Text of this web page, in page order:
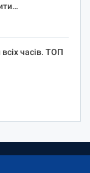
всіх часів. ТОП